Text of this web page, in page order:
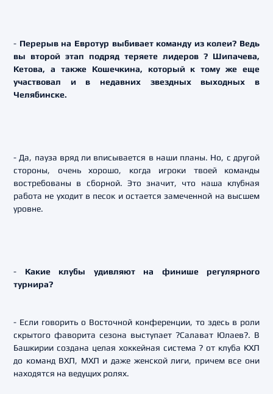
- Перерыв на Евротур выбивает команду из колеи? Ведь
вы второй этап подряд теряете лидеров ? Шипачева,
Кетова, а также Кошечкина, который к тому же еще
участвовал и в недавних звездных выходных в
Челябинске.
- Да, пауза вряд ли вписывается в наши планы. Но, с другой
стороны, очень хорошо, когда игроки твоей команды
востребованы в сборной. Это значит, что наша клубная
работа не уходит в песок и остается замеченной на высшем
уровне.
- Какие клубы удивляют на финише регулярного
турнира?
- Если говорить о Восточной конференции, то здесь в роли
скрытого фаворита сезона выступает ?Салават Юлаев?. В
Башкирии создана целая хоккейная система ? от клуба КХЛ
до команд ВХЛ, МХЛ и даже женской лиги, причем все они
находятся на ведущих ролях.